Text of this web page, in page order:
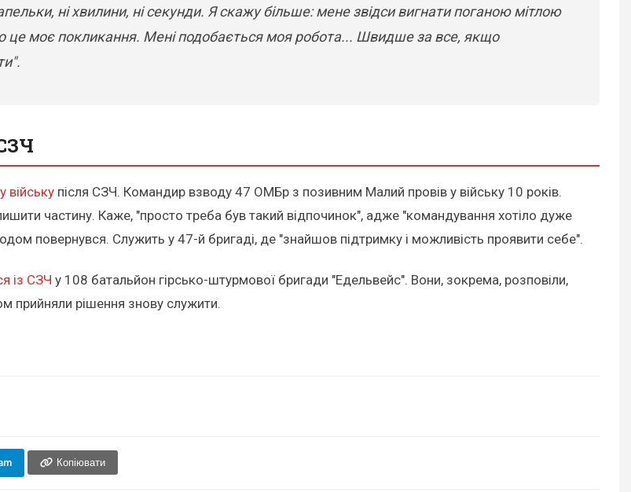
ні хвилини, ні секунди. Я скажу більше: мене звідси вигнати поганою мітлою
моє покликання. Мені подобається моя робота... Швидше за все, якщо
війську після СЗЧ. Командир взводу 47 ОМБр з позивним Малий провів у війську 10 років.
частину. Каже, "просто треба був такий відпочинок", адже "командування хотіло дуже
повернувся. Служить у 47-й бригаді, де "знайшов підтримку і можливість проявити себе".
із СЗЧ у 108 батальйон гірсько-штурмової бригади "Едельвейс". Вони, зокрема, розповіли,
прийняли рішення знову служити.
Копіювати